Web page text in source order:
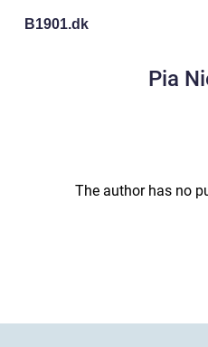
B1901.dk
Pia
The author has no